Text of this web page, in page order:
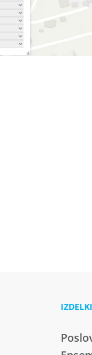
IZDELKI